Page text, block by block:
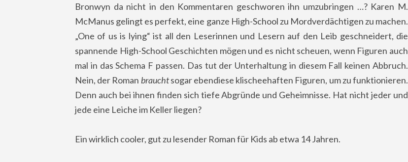
Bronwyn da nicht in den Kommentaren geschworen ihn umzubringen …? Karen M.
McManus gelingt es perfekt, eine ganze High-School zu Mordverdächtigen zu machen.
„One of us is lying“ ist all den Leserinnen und Lesern auf den Leib geschneidert, die
spannende High-School Geschichten mögen und es nicht scheuen, wenn Figuren auch
mal in das Schema F passen. Das tut der Unterhaltung in diesem Fall keinen Abbruch.
Nein, der Roman brauchtsogar ebendiese klischeehaften Figuren, um zu funktionieren.
Denn auch bei ihnen finden sich tiefe Abgründe und Geheimnisse. Hat nicht jeder und
jede eine Leiche im Keller liegen?
Ein wirklich cooler, gut zu lesender Roman für Kids ab etwa 14 Jahren.